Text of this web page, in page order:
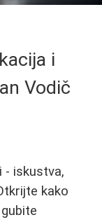
i
Vodič
- iskustva,
kako